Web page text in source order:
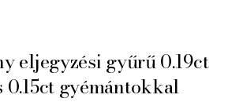
eljegyzési gyűrű 0.19ct
0.15ct gyémántokkal